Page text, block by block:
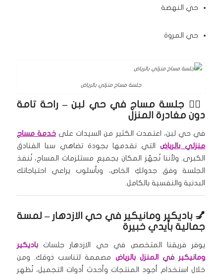
حي النهضة
حي المروة
جلسة مساج منزلي بالرياض
🧖‍♀️ جلسة مساج في حي لبن– راحة تامة
دون مغادرة المنزل
في حي لبن، اعتمدت الكثير من السيدات علىخدمة مساج
منزلي بالرياضالتي نقدمها بجودة تضاهي سبا الفنادق
الكبرى. ولأننا نُجهّز المكان بجميع مستلزمات المساج، نُنفذ
الجلسة وفق جدولكِ الخاص، وبأسلوب يراعي احتياجاتك
البدنية والنفسية بالكامل.
💅 باديكير ومانيكير في حي الازدهار – لمسة
جمالية بأيدي خبيرة
يوفر فريقنا المتخصص في حي الازدهار جلساتباديكير
ومانيكير في المنزل بالرياض مصممة لتناسب ذوقك. ومن
خلال استخدام أجود المنتجات وأحدث أدوات التجميل، نُظهر